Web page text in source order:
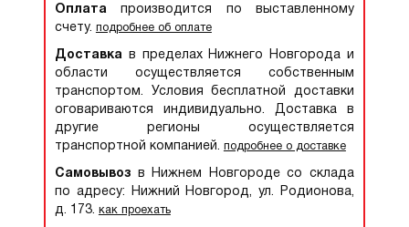
Оплатапроизводится по выставленному
счету. подробнее об оплате
Доставкав пределах Нижнего Новгорода и
области осуществляется собственным
транспортом. Условия бесплатной доставки
оговариваются индивидуально. Доставка в
другие регионы осуществляется
транспортной компанией. подробнее о доставке
Самовывозв Нижнем Новгороде со склада
по адресу: Нижний Новгород, ул. Родионова,
д. 173. как проехать